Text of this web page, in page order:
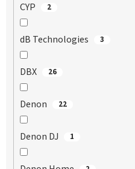
CYP 2
dB Technologies 3
DBX 26
Denon 22
Denon DJ 1